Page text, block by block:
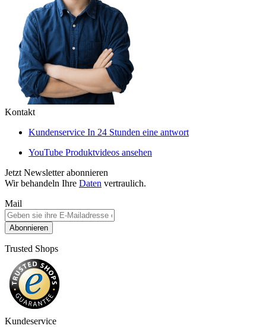
Kontakt
Kundenservice In 24 Stunden eine antwort
YouTube Produktvideos ansehen
Jetzt Newsletter abonnieren
Wir behandeln Ihre Daten vertraulich.
Mail
Abonnieren
Trusted Shops
Kundeservice